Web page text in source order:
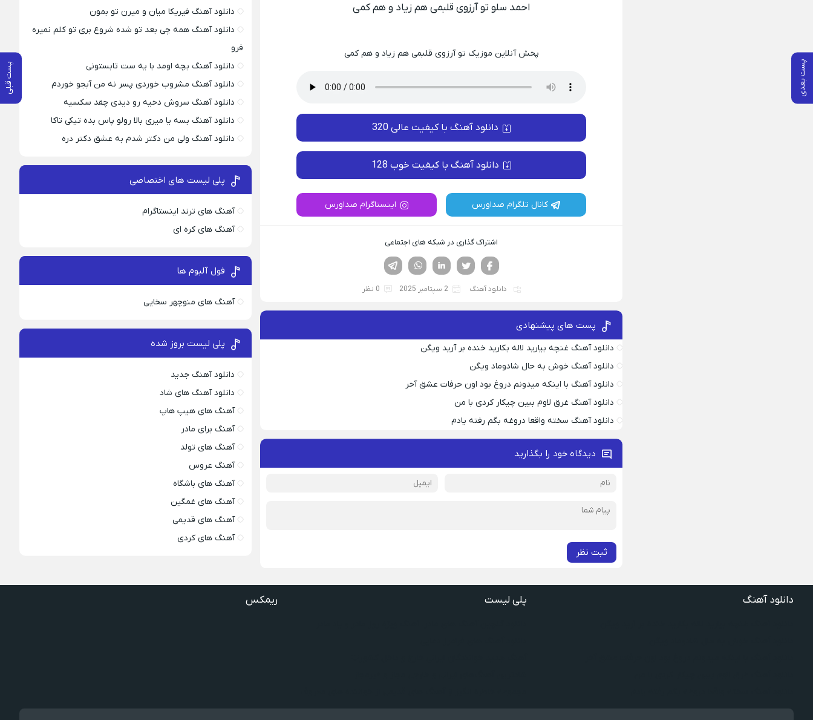
پست بعدی پست قبلی
احمد سلو تو آرزوی قلبمی هم زیاد و هم کمی
پخش آنلاین موزیک تو آرزوی قلبمی هم زیاد و هم کمی
دانلود آهنگ با کیفیت عالی 320
دانلود آهنگ با کیفیت خوب 128
کانال تلگرام صداورس اینستاگرام صداورس
اشتراک گذاری در شبکه های اجتماعی
لینکدین تویتر
فیسوک
دانلود آهنگ 2 سپتامبر 2025 0 نظر
پست های پیشنهادی
دانلود آهنگ غنچه بیارید لاله بکارید خنده بر آرید ویگن
دانلود آهنگ خوش به حال شادوماد ویگن
دانلود آهنگ با اینکه میدونم دروغ بود اون حرفات عشق آخر
دانلود آهنگ غرق لاوم ببین چیکار کردی با من
دانلود آهنگ سخته واقعا دروغه بگم رفته یادم
دیدگاه خود را بگذارید
ثبت نظر
دانلود آهنگ فیریکا میان و میرن تو بمون
دانلود آهنگ همه چی بعد تو شده شروع بری تو کلم نمیره
فرو
دانلود آهنگ بچه اومد با یه ست تابستونی
دانلود آهنگ مشروب خوردی پسر نه من آبجو خوردم
دانلود آهنگ سروش دخیه رو دیدی چقد سکسیه
دانلود آهنگ بسه یا میری بالا رولو پاس بده تیکی تاکا
دانلود آهنگ ولی من دکتر شدم به عشق دکتر دره
پلی لیست های اختصاصی
آهنگ های ترند اینستاگرام
آهنگ های کره ای
فول آلبوم ها
آهنگ های منوچهر سخایی
پلی لیست بروز شده
دانلود آهنگ جدید
دانلود آهنگ های شاد
آهنگ های هیپ هاپ
آهنگ برای مادر
آهنگ های تولد
آهنگ عروس
آهنگ های باشگاه
آهنگ های غمگین
آهنگ های قدیمی
آهنگ های کردی
دانلود آهنگ پلی لیست ریمکس